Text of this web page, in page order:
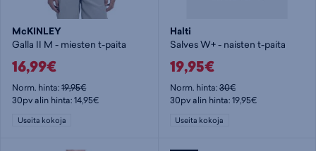
McKINLEY
Galla II M - miesten t-paita
16,99€
Norm. hinta:19,95€
30pv alin hinta: 14,95€
Useita kokoja
Halti
Salves W+ - naisten t-paita
19,95€
Norm. hinta:30€
30pv alin hinta: 19,95€
Useita kokoja